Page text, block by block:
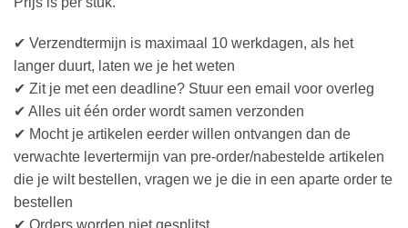
✔ Verzendtermijn is maximaal 10 werkdagen, als het
langer duurt, laten we je het weten
✔ Zit je met een deadline? Stuur een email voor overleg
✔ Alles uit één order wordt samen verzonden
✔ Mocht je artikelen eerder willen ontvangen dan de
verwachte levertermijn van pre-order/nabestelde artikelen
die je wilt bestellen, vragen we je die in een aparte order te
bestellen